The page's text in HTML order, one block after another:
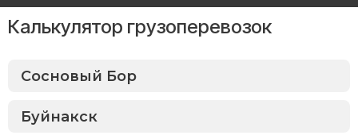
Калькулятор грузоперевозок